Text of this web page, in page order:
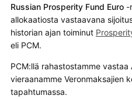
Russian Prosperity Fund Euro -
allokaatiosta vastaavana
historian ajan toiminut
eli PCM.
PCM:llä rahastostamme vastaa
vieraanamme Veronmaksajien
tapahtumassa.